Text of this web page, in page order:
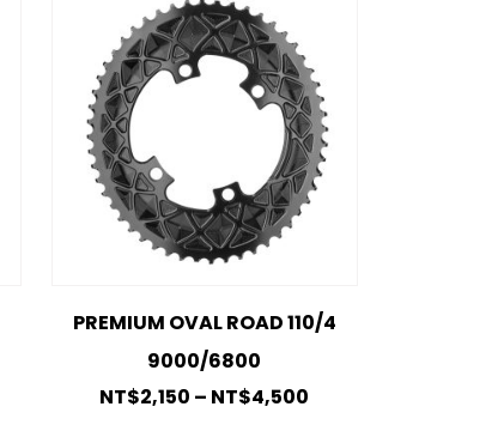
PREMIUM OVAL ROAD 110/4
9000/6800
NT$2,150 – NT$4,500